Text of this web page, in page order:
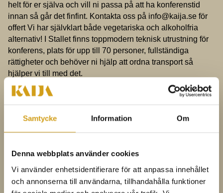
Samtycke Information Om
Denna webbplats använder cookies
Vi använder enhetsidentifierare för att anpassa innehållet
och annonserna till användarna, tillhandahålla funktioner
helt för er själva och vill ni passa på att ha konferenstid
innan så går det finfint. Kontakta oss på info@kaija.se för
offert Vi har självklart både vegetariska och alkoholfria
alternativ! I Stallet finns toppmodern teknisk utrustning för
konferens, plats för upp till 70 personer, fullständiga
rättigheter och behöver ni hjälp att ordna transport så
hjälper vi till med det.
Burgare & Bärs
tillsammans med utbildad sommelier.
Skaldjur & Bubblor
Vi serverar skaldjur med grymma tillbehör och ett urval av
tillsammans med utbildad sommelier.